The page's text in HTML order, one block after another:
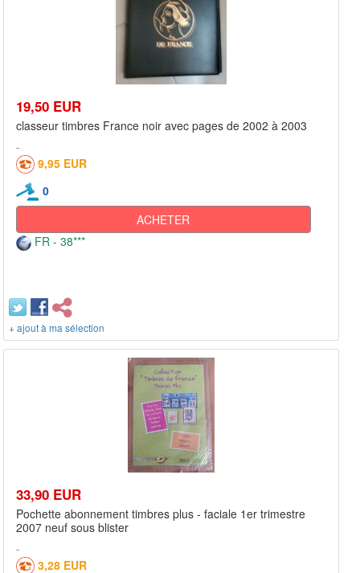
19,50 EUR
classeur timbres France noir avec pages de 2002 à 2003
9,95 EUR
0
ACHETER
FR - 38***
+ ajout à ma sélection
33,90 EUR
Pochette abonnement timbres plus - faciale 1er trimestre
2007 neuf sous blister
3,28 EUR